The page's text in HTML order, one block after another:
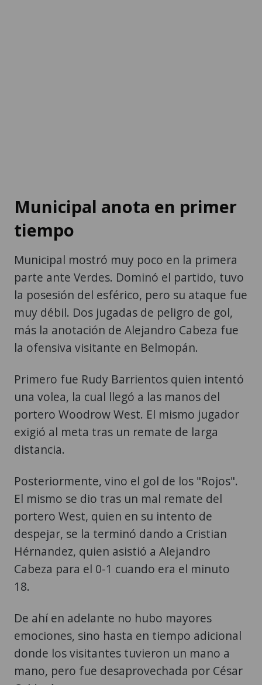
Municipal anota en primer
tiempo
Municipal mostró muy poco en la primera
parte ante Verdes. Dominó el partido, tuvo
la posesión del esférico, pero su ataque fue
muy débil. Dos jugadas de peligro de gol,
más la anotación de Alejandro Cabeza fue
la ofensiva visitante en Belmopán.
Primero fue Rudy Barrientos quien intentó
una volea, la cual llegó a las manos del
portero Woodrow West. El mismo jugador
exigió al meta tras un remate de larga
distancia.
Posteriormente, vino el gol de los "Rojos".
El mismo se dio tras un mal remate del
portero West, quien en su intento de
despejar, se la terminó dando a Cristian
Hérnandez, quien asistió a Alejandro
Cabeza para el 0-1 cuando era el minuto
18.
De ahí en adelante no hubo mayores
emociones, sino hasta en tiempo adicional
donde los visitantes tuvieron un mano a
mano, pero fue desaprovechada por César